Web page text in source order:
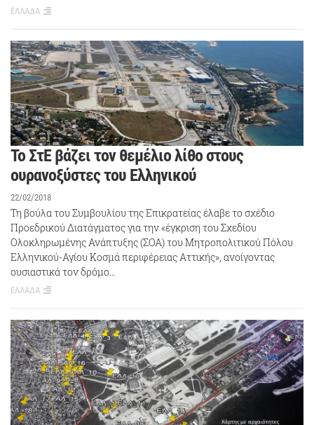
ΕΛΛΑΔΑ
Το ΣτΕ βάζει τον θεμέλιο λίθο στους
ουρανοξύστες του Ελληνικού
22/02/2018
Τη βούλα του Συμβουλίου της Επικρατείας έλαβε το σχέδιο
Προεδρικού Διατάγματος για την «έγκριση του Σχεδίου
Ολοκληρωμένης Ανάπτυξης (ΣΟΑ) του Μητροπολιτικού Πόλου
Ελληνικού-Αγίου Κοσμά περιφέρειας Αττικής», ανοίγοντας
ουσιαστικά τον δρόμο…
ΕΛΛΑΔΑ